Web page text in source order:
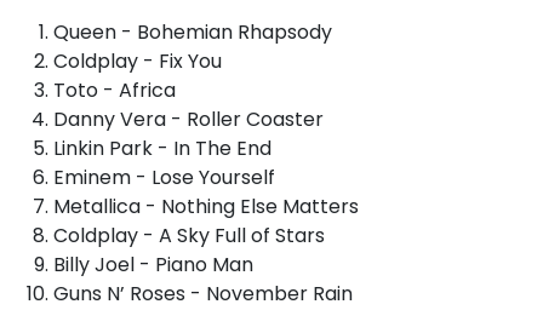
Queen - Bohemian Rhapsody
Coldplay - Fix You
Toto - Africa
Danny Vera - Roller Coaster
Linkin Park - In The End
Eminem - Lose Yourself
Metallica - Nothing Else Matters
Coldplay - A Sky Full of Stars
Billy Joel - Piano Man
Guns N’ Roses - November Rain